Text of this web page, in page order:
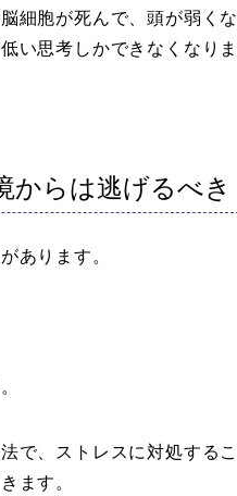
細胞が死んで、頭が弱くな
い思考しかできなくなりま
からは逃げるべき
あります。
で、ストレスに対処するこ
ます。